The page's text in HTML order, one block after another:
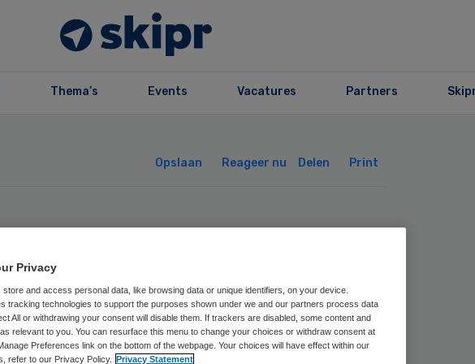
Thema’s Events Vacatures Partners
Opslaan Reageer nu Delen Print
en de Bascule
zich in
Privacy
store and access personal data, like browsing data or unique identifiers, on your device.
tracking technologies to support the purposes shown under we and our partners process data
All or withdrawing your consent will disable them. If trackers are disabled, some content and
relevant to you. You can resurface this menu to change your choices or withdraw consent at
Preferences link on the bottom of the webpage. Your choices will have effect within our
refer to our Privacy Policy. Privacy Statement